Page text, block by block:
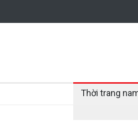
Thời trang